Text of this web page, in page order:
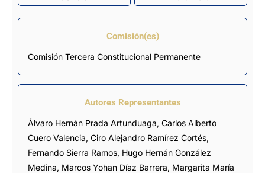
Comisión(es)
Comisión Tercera Constitucional Permanente
Autores Representantes
Álvaro Hernán Prada Artunduaga, Carlos Alberto
Cuero Valencia, Ciro Alejandro Ramírez Cortés,
Fernando Sierra Ramos, Hugo Hernán González
Medina, Marcos Yohan Díaz Barrera, Margarita María